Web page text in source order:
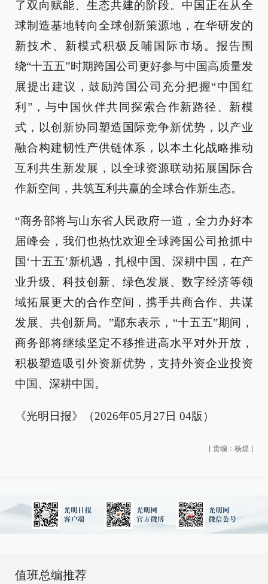
了双向赋能、生态共建的阶段。中国正在从全
球制造基地转向全球创新策源地，在华研发的
新技术、新模式积极反哺国际市场。报告围
绕“十五五”时期跨国公司更好参与中国高质量发
展提出建议，鼓励跨国公司充分把握“中国红
利”，与中国伙伴共同探索合作新路径、新模
式，以创新协同塑造国际竞争新优势，以产业
融合构建韧性产供链体系，以本土化战略推动
互利共生新发展，以全球资源联动拓展国际合
作新空间，共筑互利共赢的全球合作新生态。
“商务部将与山东省人民政府一道，全力办好本
届峰会，我们也热忱欢迎全球跨国公司抢抓中
国‘十五五’新机遇，扎根中国、深耕中国，在产
业升级、科技创新、绿色发展、数字经济等领
域拓展更大的合作空间，携手共商合作、共谋
发展、共创新局。”鄢东表示，“十五五”期间，
商务部将继续坚定不移推进高水平对外开放，
积极塑造吸引外资新优势，支持外资企业投资
中国、深耕中国。
《光明日报》（2026年05月27日 04版）
[ 责编：杨煜 ]
值班总编推荐